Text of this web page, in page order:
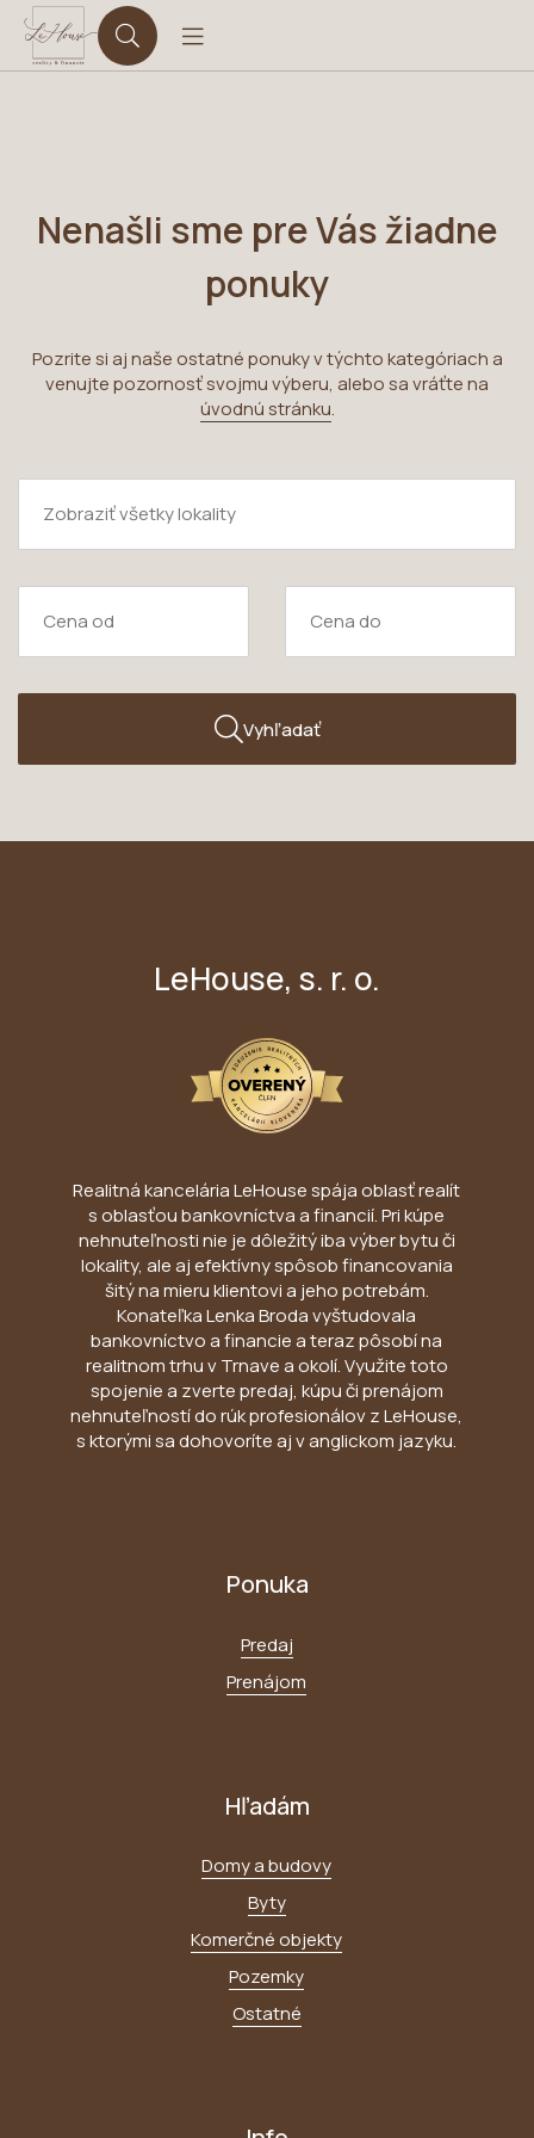
Nenašli sme pre Vás žiadne
ponuky
Pozrite si aj naše ostatné ponuky v týchto kategóriach a
venujte pozornosť svojmu výberu, alebo sa vráťte na
úvodnú stránku.
Vyhľadať
LeHouse, s. r. o.
Realitná kancelária LeHouse spája oblasť realít
s oblasťou bankovníctva a financií. Pri kúpe
nehnuteľnosti nie je dôležitý iba výber bytu či
lokality, ale aj efektívny spôsob financovania
šitý na mieru klientovi a jeho potrebám.
Konateľka Lenka Broda vyštudovala
bankovníctvo a financie a teraz pôsobí na
realitnom trhu v Trnave a okolí. Využite toto
spojenie a zverte predaj, kúpu či prenájom
nehnuteľností do rúk profesionálov z LeHouse,
s ktorými sa dohovoríte aj v anglickom jazyku.
Ponuka
Predaj
Prenájom
Hľadám
Domy a budovy
Byty
Komerčné objekty
Pozemky
Ostatné